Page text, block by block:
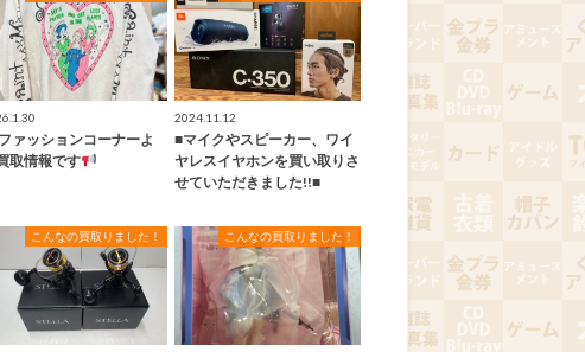
ファッションコーナーよ
取情報です
2024.11.12
■マイクやスピーカー、ワイ
ヤレスイヤホンを買い取りさ
せていただきました!!■
こんなの買取りました！ こんなの買取りました！